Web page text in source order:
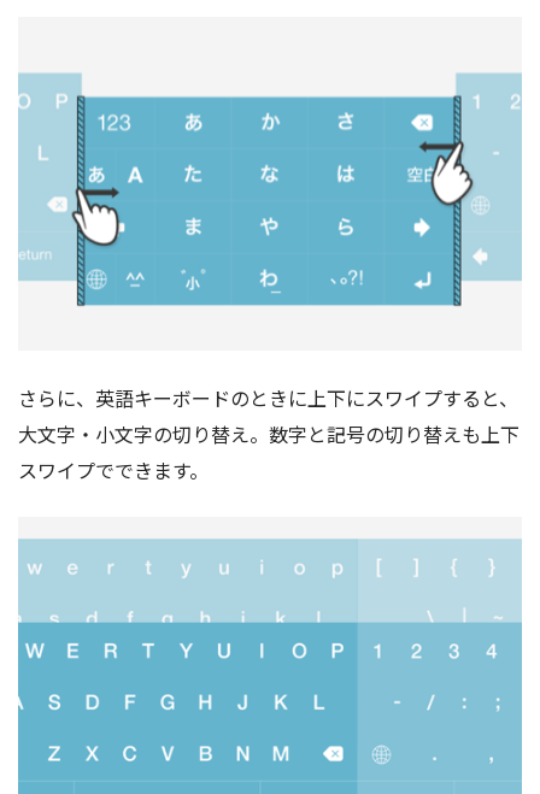
さらに、英語キーボードのときに上下にスワイプすると、
大文字・小文字の切り替え。数字と記号の切り替えも上下
スワイプでできます。